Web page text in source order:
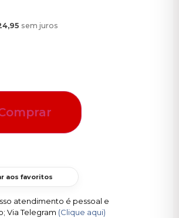
sem juros
aos favoritos
atendimento é pessoal e
Via Telegram (Clique aqui)